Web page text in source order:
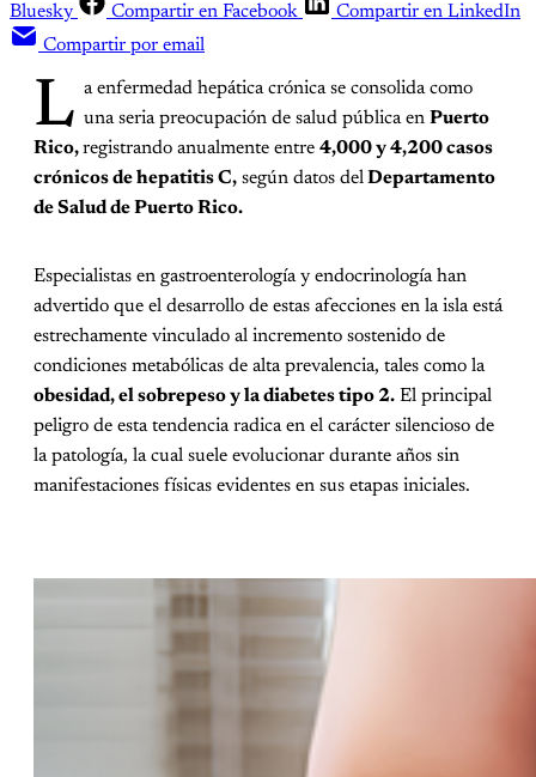
Bluesky
Compartir en Facebook
Compartir en LinkedIn
Compartir por email
L a enfermedad hepática crónica se consolida como
una seria preocupación de salud pública en Puerto
Rico,registrando anualmente entre 4,000 y 4,200 casos
crónicos de hepatitis C, según datos delDepartamento
de Salud de Puerto Rico.
Especialistas en gastroenterología y endocrinología han
advertido que el desarrollo de estas afecciones en la isla está
estrechamente vinculado al incremento sostenido de
condiciones metabólicas de alta prevalencia, tales como la
obesidad, el sobrepeso y la diabetes tipo 2. El principal
peligro de esta tendencia radica en el carácter silencioso de
la patología, la cual suele evolucionar durante años sin
manifestaciones físicas evidentes en sus etapas iniciales.